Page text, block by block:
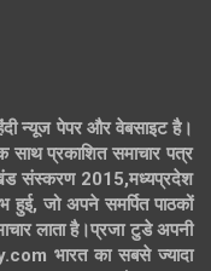
न्यूज पेपर और वेबसाइट है।
प्रकाशित समाचार पत्र
संस्करण 2015,मध्यप्रदेश
जो अपने समर्पित पाठकों
लाता है।प्रजा टुडे अपनी
भारत का सबसे ज्यादा